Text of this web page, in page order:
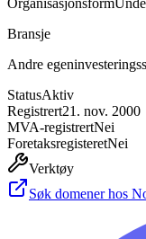
Bransje
Andre
StatusAktiv
Registrert21. nov. 2000
MVA-registrertNei
ForetaksregisteretNei
Verktøy
Søk domener hos